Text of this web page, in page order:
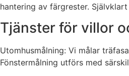
hantering av färgrester.
Tjänster för villor
Utomhusmålning: Vi målar
Fönstermålning utförs med